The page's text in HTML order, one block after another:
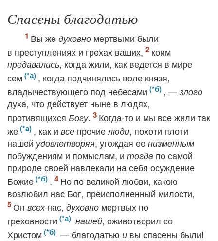
Спасены благодатью
Вы же духовно мертвыми были
в преступлениях и грехах ваших,
коим
предавались, когда жили, как ведется в мире
сем
, когда подчинялись воле князя,
владычествующего под небесами
, — злого
духа, что действует ныне в людях,
противящихся Богу.
Когда-то и мы все жили так
же
, как и все прочиелюди, похоти плоти
нашей удовлетворяя, угождая ее низменным
побуждениям и помыслам, и тогда по самой
природе своей навлекали на себя осуждение
Божие
.
Но по великой любви, какою
возлюбил нас Бог, преисполненный милости,
Он всехнас, духовно мертвых по
греховности
нашей, оживотворил со
Христом
— благодатью и вы спасены были!